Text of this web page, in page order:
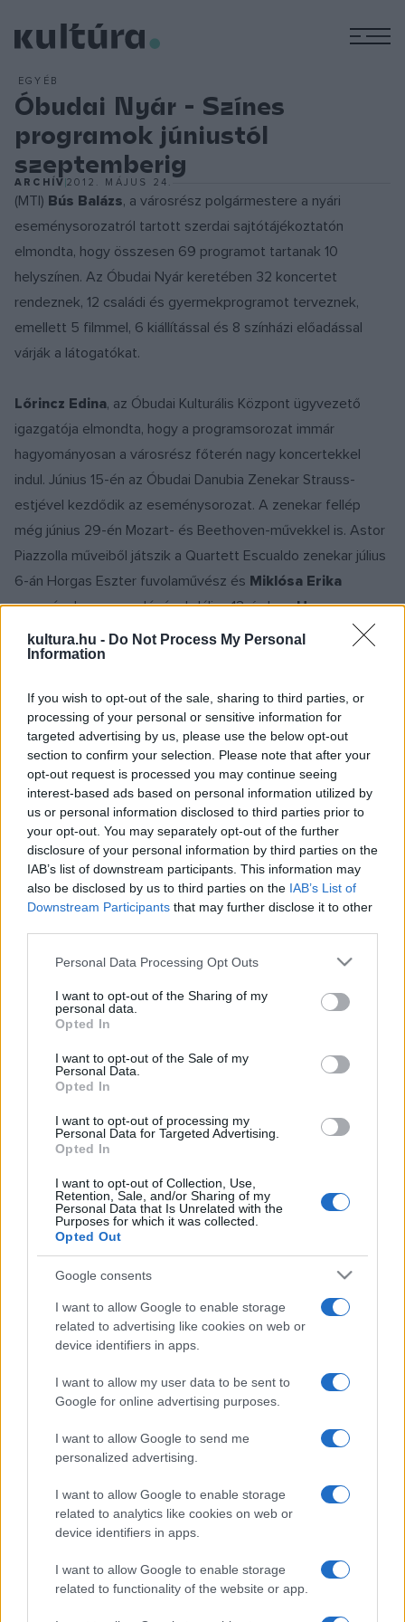
kultura.hu - Do Not Process My Personal
Information
If you wish to opt-out of the sale, sharing to third parties, or
processing of your personal or sensitive information for
targeted advertising by us, please use the below opt-out
section to confirm your selection. Please note that after your
opt-out request is processed you may continue seeing
interest-based ads based on personal information utilized by
us or personal information disclosed to third parties prior to
your opt-out. You may separately opt-out of the further
disclosure of your personal information by third parties on the
IAB’s list of downstream participants. This information may
also be disclosed by us to third parties on the IAB’s List of
Downstream Participants that may further disclose it to other
Please note that this website/app uses one or more Google
not limited to your visit or usage behaviour. You may click to
grant or deny consent to Google and its third-party tags to
use your data for below specified purposes in below Google
consent section.
Personal Data Processing Opt Outs
I want to opt-out of the Sharing of my
personal data.
Opted In
I want to opt-out of the Sale of my
Personal Data.
Opted In
I want to opt-out of processing my
Personal Data for Targeted Advertising.
Opted In
I want to opt-out of Collection, Use,
Retention, Sale, and/or Sharing of my
Personal Data that Is Unrelated with the
Purposes for which it was collected.
Opted Out
Google consents
I want to allow Google to enable storage
related to advertising like cookies on web or
device identifiers in apps.
I want to allow my user data to be sent to
Google for online advertising purposes.
I want to allow Google to send me
personalized advertising.
I want to allow Google to enable storage
related to analytics like cookies on web or
device identifiers in apps.
I want to allow Google to enable storage
related to functionality of the website or app.
EGYÉB
Óbudai Nyár - Színes
programok júniustól
szeptemberig
ARCHÍV2012. MÁJUS 24.
(MTI) Bús Balázs, a városrész polgármestere a nyári
eseménysorozatról tartott szerdai sajtótájékoztatón
elmondta, hogy összesen 69 programot tartanak 10
helyszínen. Az Óbudai Nyár keretében 32 koncertet
rendeznek, 12 családi és gyermekprogramot terveznek,
emellett 5 filmmel, 6 kiállítással és 8 színházi előadással
várják a látogatókat.
Lőrincz Edina, az Óbudai Kulturális Központ ügyvezető
igazgatója elmondta, hogy a programsorozat immár
hagyományosan a városrész főterén nagy koncertekkel
indul. Június 15-én az Óbudai Danubia Zenekar Strauss-
estjével kezdődik az eseménysorozat. A zenekar fellép
még június 29-én Mozart- és Beethoven-művekkel is. Astor
Piazzolla műveiből játszik a Quartett Escualdo zenekar július
6-án Horgas Eszter fuvolaművész és Miklósa Erika
operaénekes szereplésével. Július 13-án leszHorgas
Eszterönálló koncertjeSzeretni bolondulásig címmel. A
Benkó Dixieland Band július 20-án lép fel. Chaplin, a világhírű
Június 23-án a hagyományőrzésé lesz a főszerep, kórusok
és gyerekcsoportok lépnek fel, vasárnap pedigKovács
Katiés a Beatles-dalokat játszó Beathoven együttes lesz
hallható, majdDemjén Ferencszórakoztatja a közönséget.
A Főtér programjai ingyenesek.
A Zichy-kastély udvarán július 7-én aCigányprímáscímű
operettet mutatják be.Dés LászlóésUdvaros Dorottya
közös estjénCserhalmi Györgyszínművész lesz a vendég
július 14-én. Július 28-án a Karinthy Színház előadásban a
Bermuda-háromszög botránycímű vígjáték kerül színre. A
kastélyban a tavaly elhunyt Garas Dezső színművészről is
megemlékeznek öt emlékezetes filmjének vetítésével.
Kokas Ignác Kossuth-díjas festőművész emlékkiállítása
Kulturális Központban. A Symbol Art Galériában
Kabar
Vivienfestőművész kiállítása mellett Mira Halmosi Mária
festőművész és Keleti Éva fotóművész kiállítása lesz
látható.
programon hagyományőrző kézműves műhelyekkel és
népmesékkel várják az érdeklődőket a Csobánka téren. Az
Alma együttes koncertje mellett lesz dobshow, este pedig
Pasqualecímű vígoperáját mutatják be. A Muzsika a kertben
című sorozatbanSzalóki Ági, Juhász Gábor
Kék Duna koncert-szalonzenekar ésSnétberger Ferenc
ad a Liszt Ferenc Kamarazenekar,Kokas Katalin
és
Kelemen Barnabás
hegedűművész lesz a szólista,
klarinéton pedigVarga Gáborjátszik.
A Színház a kertben sorozatban a Kiscelli Múzeumban a
című előadást láthatják, valamint
Tordai Teri ésBéres IlonaÖrkény István
Macskajáték ának feldolgozását adja elő.